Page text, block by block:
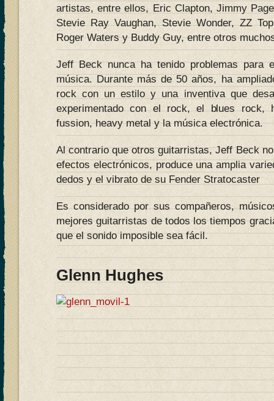
artistas, entre ellos, Eric Clapton, Jimmy
Stevie Ray Vaughan, Stevie Wonder, ZZ
Roger Waters y Buddy Guy, entre otros
Jeff Beck nunca ha tenido problemas para
música. Durante más de 50 años, ha
rock con un estilo y una inventiva que
experimentado con el rock, el blues rock,
fussion, heavy metal y la música electrónica.
Al contrario que otros guitarristas, Jeff Beck
efectos electrónicos, produce una amplia
dedos y el vibrato de su Fender Stratocaster
Es considerado por sus compañeros,
mejores guitarristas de todos los tiempos
que el sonido imposible sea fácil.
Glenn Hughes